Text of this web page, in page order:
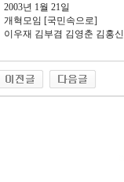
2003년 1월 21일
개혁모임 [국민속으로]
이우재 김부겸 김영춘 김홍